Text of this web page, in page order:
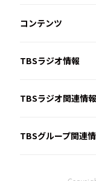
コンテンツ
TBSラジオ情報
TBSラジオ関連情報
TBSグループ関連